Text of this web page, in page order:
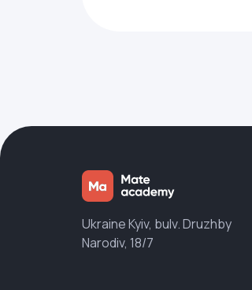
Ukraine Kyiv, bulv. Druzhby
Narodiv, 18/7